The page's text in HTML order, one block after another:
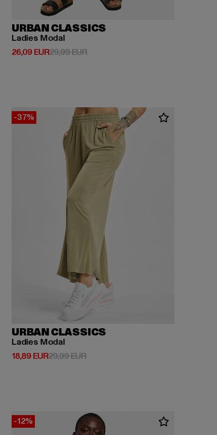
URBAN CLASSICS
Ladies Modal
26,09 EUR
Derzeitiger Preis: 26,09 EUR
29,99 EURAktionspreis: 29,99 EUR
-37%
URBAN CLASSICS
Ladies Modal
18,89 EUR
Derzeitiger Preis: 18,89 EUR
29,99 EURAktionspreis: 29,99 EUR
-12%